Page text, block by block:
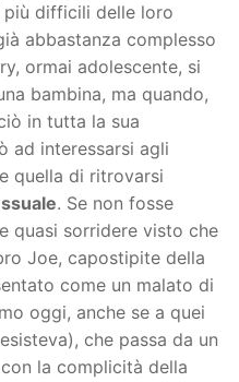
più difficili delle loro
abbastanza complesso
ormai adolescente, si
bambina, ma quando,
in tutta la sua
ad interessarsi agli
quella di ritrovarsi
. Se non fosse
quasi sorridere visto che
Joe, capostipite della
come un malato di
oggi, anche se a quei
che passa da un
la complicità della